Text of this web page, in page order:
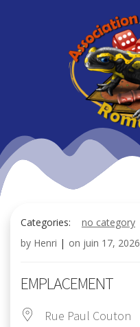
Categories:
no category
by Henri | on juin 17, 2026
EMPLACEMENT
Rue Paul Couton